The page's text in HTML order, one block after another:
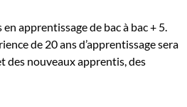
apprentissage de bac à bac + 5.
de 20 ans d’apprentissage sera
des nouveaux apprentis, des